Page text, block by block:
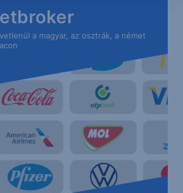
a magyar, az osztrák, a német